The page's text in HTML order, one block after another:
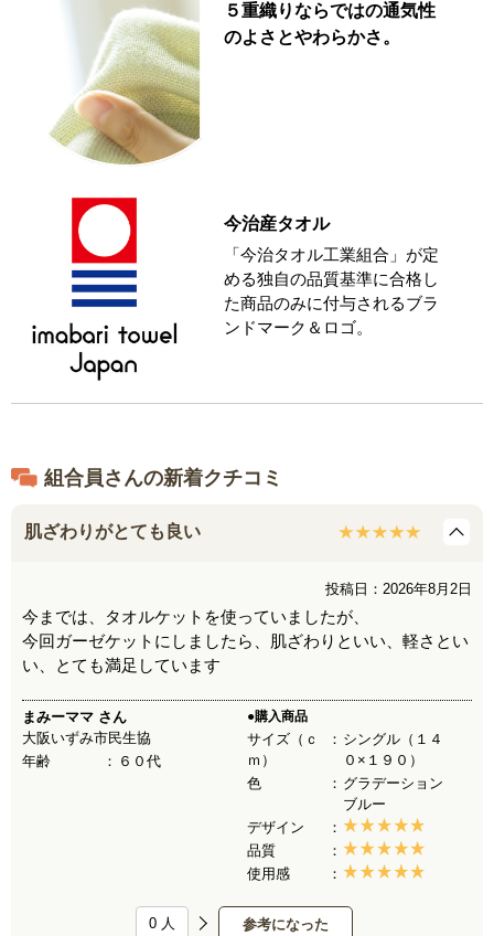
５重織りならではの通気性
のよさとやわらかさ。
今治産タオル
「今治タオル工業組合」が定
める独自の品質基準に合格し
た商品のみに付与されるブラ
ンドマーク＆ロゴ。
組合員さんの新着クチコミ
肌ざわりがとても良い
投稿日：2026年8月2日
今までは、タオルケットを使っていましたが、
今回ガーゼケットにしましたら、肌ざわりといい、軽さとい
い、とても満足しています
まみーママ さん
大阪いずみ市民生協
年齢
６０代
●購入商品
サイズ（ｃ
ｍ）
シングル（１４
０×１９０）
色
グラデーション
ブルー
デザイン
品質
使用感
参考になった
0 人